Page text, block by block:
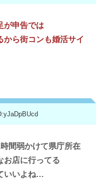
が申告では
から街コンも婚活サイ
間弱かけて県庁所在
お店に行ってる
いいよね…